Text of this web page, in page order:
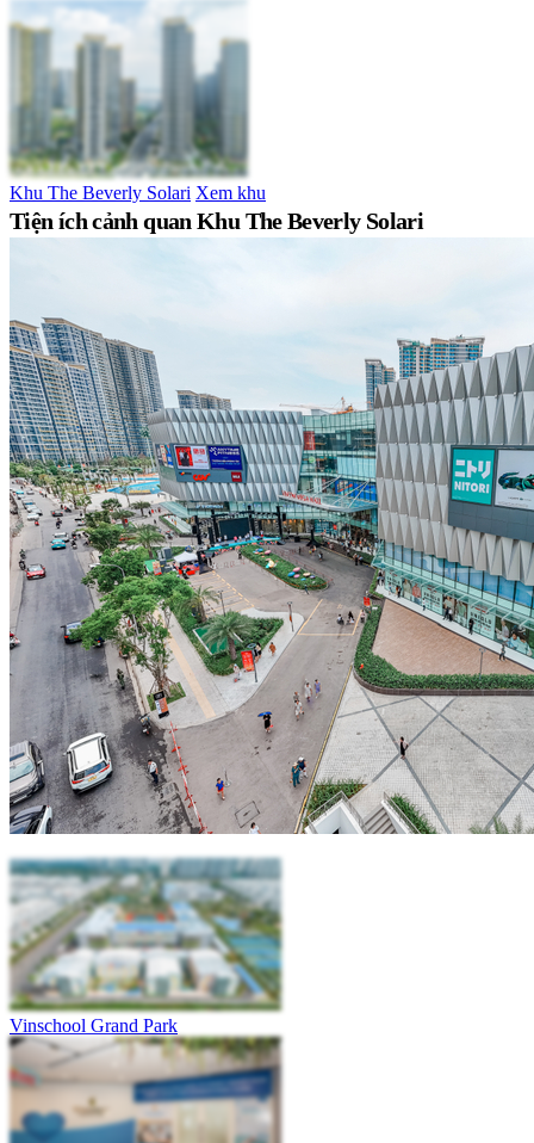
Khu The Beverly Solari Xem khu
Tiện ích cảnh quan Khu The Beverly Solari
Vinschool Grand Park